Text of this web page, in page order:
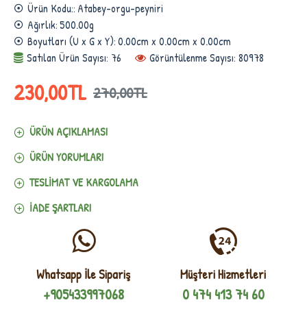
Ürün Kodu:: Atabey-orgu-peyniri
Ağırlık:500.00g
Boyutları (U x G x Y):0.00cm x 0.00cm x 0.00cm
Satılan Ürün Sayısı: 76
Görüntülenme Sayısı: 80978
270,00TL
230,00TL
Whatsapp İle Sipariş
+905433997068
Müşteri Hizmetleri
0 474 413 74 60
ÜRÜN AÇIKLAMASI
ÜRÜN YORUMLARI
TESLIMAT VE KARGOLAMA
İADE ŞARTLARI